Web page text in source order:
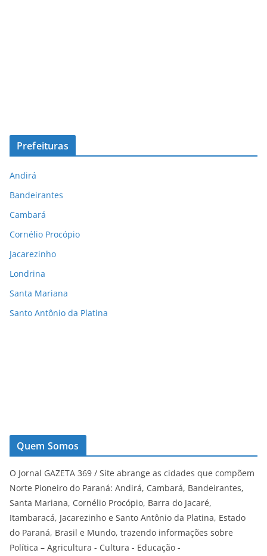
Prefeituras
Andirá
Bandeirantes
Cambará
Cornélio Procópio
Jacarezinho
Londrina
Santa Mariana
Santo Antônio da Platina
Quem Somos
O Jornal GAZETA 369 / Site abrange as cidades que compõem
Norte Pioneiro do Paraná: Andirá, Cambará, Bandeirantes,
Santa Mariana, Cornélio Procópio, Barra do Jacaré,
Itambaracá, Jacarezinho e Santo Antônio da Platina, Estado
do Paraná, Brasil e Mundo, trazendo informações sobre
Política – Agricultura - Cultura - Educação -